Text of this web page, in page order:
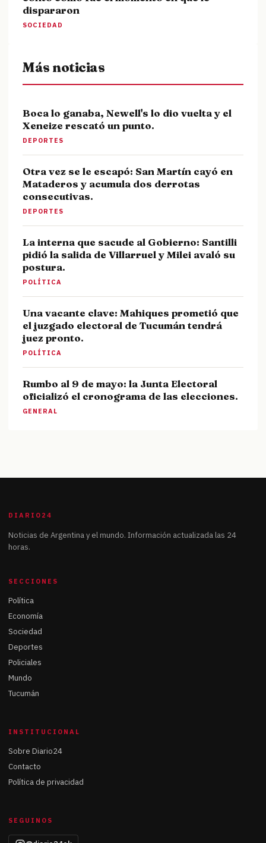
dispararon
SOCIEDAD
Más noticias
Boca lo ganaba, Newell's lo dio vuelta y el
Xeneize rescató un punto.
DEPORTES
Otra vez se le escapó: San Martín cayó en
Mataderos y acumula dos derrotas
consecutivas.
DEPORTES
La interna que sacude al Gobierno: Santilli
pidió la salida de Villarruel y Milei avaló su
postura.
POLÍTICA
Una vacante clave: Mahiques prometió que
el juzgado electoral de Tucumán tendrá
juez pronto.
POLÍTICA
Rumbo al 9 de mayo: la Junta Electoral
oficializó el cronograma de las elecciones.
GENERAL
DIARIO24
Noticias de Argentina y el mundo. Información actualizada las 24
horas.
SECCIONES
Política
Economía
Sociedad
Deportes
Policiales
Mundo
Tucumán
INSTITUCIONAL
Sobre Diario24
Contacto
Política de privacidad
SEGUINOS